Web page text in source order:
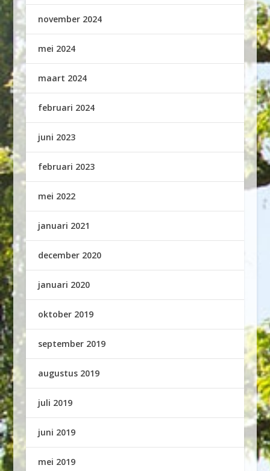
november 2024
mei 2024
maart 2024
februari 2024
juni 2023
februari 2023
mei 2022
januari 2021
december 2020
januari 2020
oktober 2019
september 2019
augustus 2019
juli 2019
juni 2019
mei 2019